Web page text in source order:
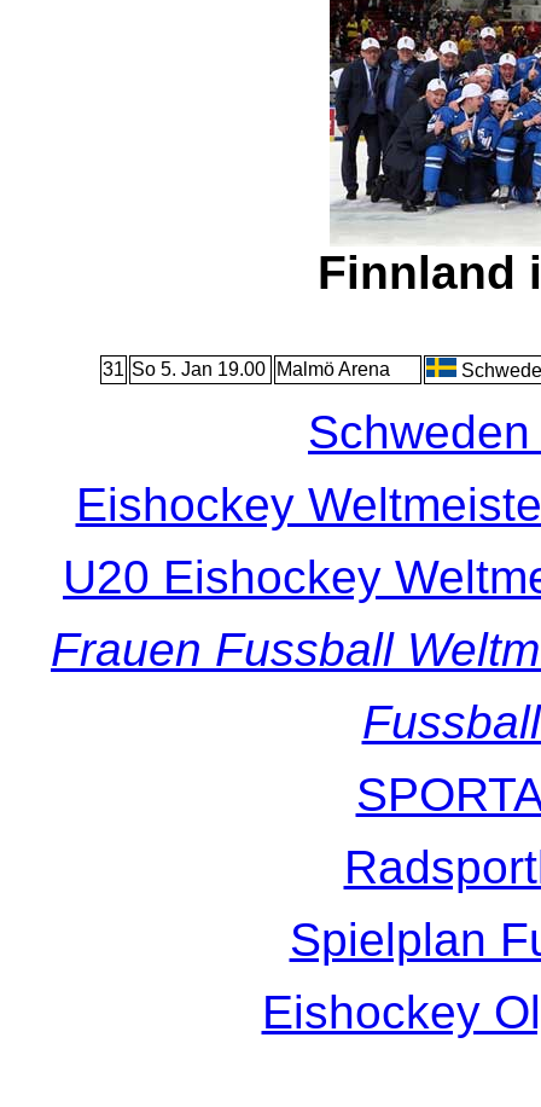
Finnland
31 So 5. Jan 19.00 Malmö Arena
Eishockey
U20 Eishockey
Frauen Fussball
Spielplan
Eishockey